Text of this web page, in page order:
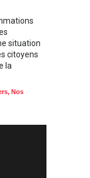
situation
citoyens
la
, Nos